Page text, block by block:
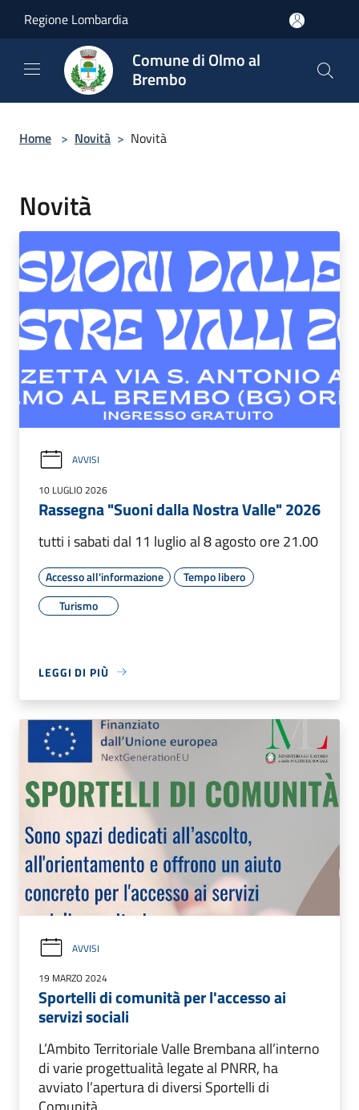
Regione Lombardia
Comune di Olmo al
Brembo
Home > Novità > Novità
Novità
AVVISI
10 LUGLIO 2026
Rassegna "Suoni dalla Nostra Valle" 2026
tutti i sabati dal 11 luglio al 8 agosto ore 21.00
Accesso all'informazione
Tempo libero
Turismo
LEGGI DI PIÙ
AVVISI
19 MARZO 2024
Sportelli di comunità per l'accesso ai
servizi sociali
L’Ambito Territoriale Valle Brembana all’interno
di varie progettualità legate al PNRR, ha
avviato l’apertura di diversi Sportelli di